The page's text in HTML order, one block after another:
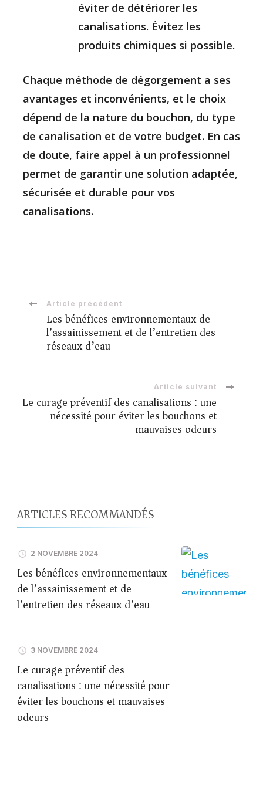
éviter de détériorer les
canalisations. Évitez les
produits chimiques si possible.
Chaque méthode de dégorgement a ses
avantages et inconvénients, et le choix
dépend de la nature du bouchon, du type
de canalisation et de votre budget. En cas
de doute, faire appel à un professionnel
permet de garantir une solution adaptée,
sécurisée et durable pour vos
canalisations.
Article précédent
Les bénéfices environnementaux de
l’assainissement et de l’entretien des
réseaux d’eau
Article suivant
Le curage préventif des canalisations : une
nécessité pour éviter les bouchons et
mauvaises odeurs
ARTICLES RECOMMANDÉS
2 NOVEMBRE 2024
Les bénéfices environnementaux
de l’assainissement et de
l’entretien des réseaux d’eau
3 NOVEMBRE 2024
Le curage préventif des
canalisations : une nécessité pour
éviter les bouchons et mauvaises
odeurs